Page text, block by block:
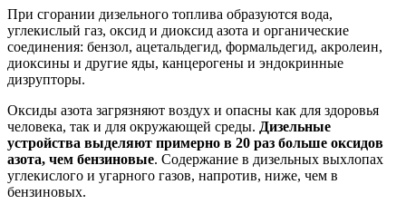
При сгорании дизельного топлива образуются вода,
углекислый газ, оксид и диоксид азота и органические
соединения: бензол, ацетальдегид, формальдегид, акролеин,
диоксины и другие яды, канцерогены и эндокринные
дизрупторы.
Оксиды азота загрязняют воздух и опасны как для здоровья
человека, так и для окружающей среды. Дизельные
устройства выделяют примерно в 20 раз больше оксидов
азота, чем бензиновые. Содержание в дизельных выхлопах
углекислого и угарного газов, напротив, ниже, чем в
бензиновых.